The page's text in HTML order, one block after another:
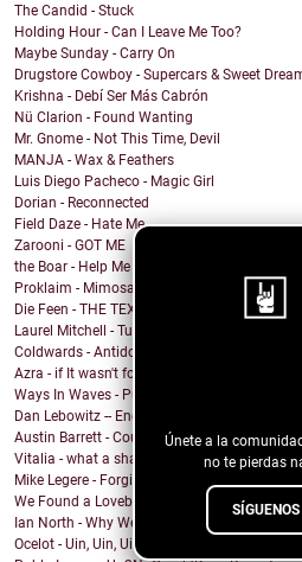
Únete a la
no te pierdas
SÍGUENOS
The Candid - Stuck
Holding Hour - Can I Leave Me Too?
Maybe Sunday - Carry On
Drugstore Cowboy - Supercars & Sweet
Krishna - Debí Ser Más Cabrón
Nü Clarion - Found Wanting
Mr. Gnome - Not This Time, Devil
MANJA - Wax & Feathers
Luis Diego Pacheco - Magic Girl
Dorian - Reconnected
Field Daze - Hate Me
Zarooni - GOT ME
the Boar - Help Me
Proklaim - Mimosa
Die Feen - THE TEXAN
Laurel Mitchell - Tuesday, Parkway
Coldwards - Antidote
Azra - if It wasn't for you
Ways In Waves - Pulled to the Sky
Dan Lebowitz -- Enemies
Austin Barrett - Country Enuf
Vitalia - what a shame
Mike Legere - Forgiveness
We Found a Lovebird - 100%
Ian North - Why We Build Houses
Ocelot - Uin, Uin, Uin